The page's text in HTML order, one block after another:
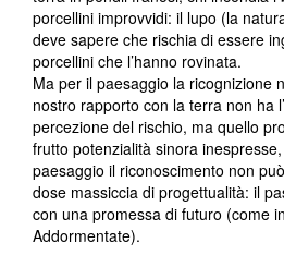
porcellini improvvidi: il lupo (la
deve sapere che rischia di essere
porcellini che l’hanno rovinata.
Ma per il paesaggio la ricognizione
nostro rapporto con la terra non ha
percezione del rischio, ma quello
frutto potenzialità sinora
paesaggio il riconoscimento non
dose massiccia di progettualità: il
con una promessa di futuro (come
Addormentate).